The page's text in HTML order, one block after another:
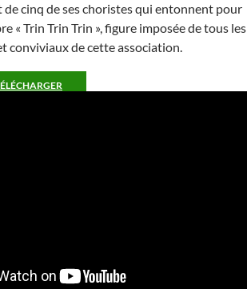
de cinq de ses choristes qui entonnent pour
« Trin Trin Trin », figure imposée de tous les
conviviaux de cette association.